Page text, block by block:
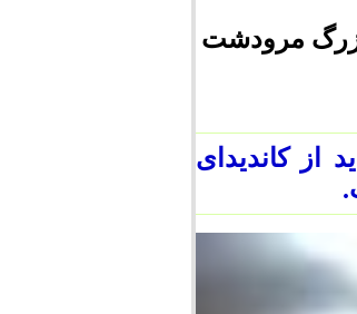
مرودشت
از کاندیدای